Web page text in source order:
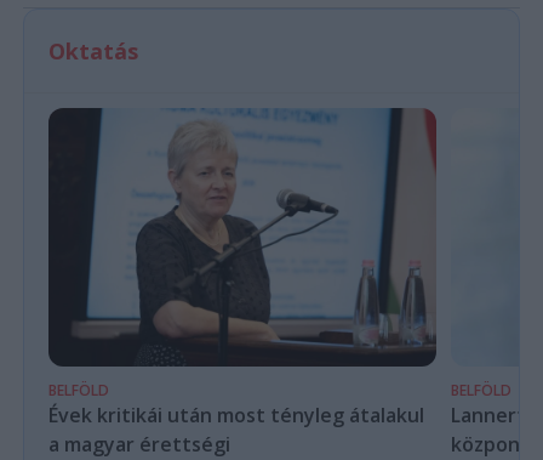
Oktatás
BELFÖLD
Évek kritikái után most tényleg átalakul
a magyar érettségi
BELFÖLD
Lannert